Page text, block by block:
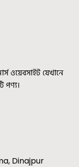
ওয়েবসাইট যেখানে
পণ্য।
Dinajpur